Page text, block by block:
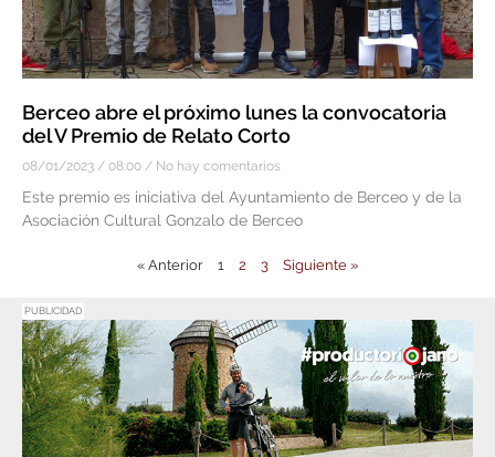
Berceo abre el próximo lunes la convocatoria
del V Premio de Relato Corto
08/01/2023 08:00 No hay comentarios
Este premio es iniciativa del Ayuntamiento de Berceo y de la
Asociación Cultural Gonzalo de Berceo
« Anterior 1 2 3 Siguiente »
PUBLICIDAD